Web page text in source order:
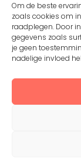
Om de beste
zoals cookies om
raadplegen. Door
gegevens zoals
je geen
nadelige invloed
©2008 -